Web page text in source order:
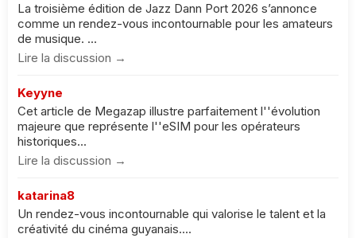
La troisième édition de Jazz Dann Port 2026 s’annonce
comme un rendez-vous incontournable pour les amateurs
de musique. ...
Lire la discussion →
Keyyne
Cet article de Megazap illustre parfaitement l''évolution
majeure que représente l''eSIM pour les opérateurs
historiques...
Lire la discussion →
katarina8
Un rendez-vous incontournable qui valorise le talent et la
créativité du cinéma guyanais....